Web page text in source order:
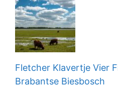
Fletcher Klavertje Vier
Brabantse Biesbosch